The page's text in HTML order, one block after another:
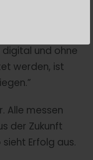
und ohne
werden, ist
Alle messen
der Zukunft
Erfolg aus.